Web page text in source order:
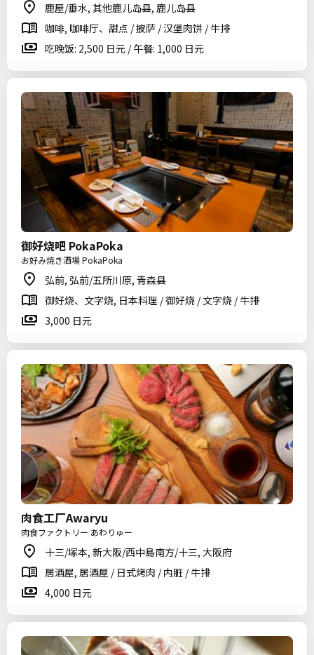
鹿屋/垂水, 其他鹿儿岛县, 鹿儿岛县
咖啡, 咖啡厅、甜点 / 披萨 / 汉堡肉饼 / 牛排
吃晚饭: 2,500 日元 / 午餐: 1,000 日元
御好烧吧 PokaPoka
お好み焼き酒場 PokaPoka
弘前, 弘前/五所川原, 青森县
御好烧、文字烧, 日本料理 / 御好烧 / 文字烧 / 牛排
3,000 日元
肉食工厂Awaryu
肉食ファクトリー あわりゅー
十三/塚本, 新大阪/西中島南方/十三, 大阪府
居酒屋, 居酒屋 / 日式烤肉 / 内脏 / 牛排
4,000 日元